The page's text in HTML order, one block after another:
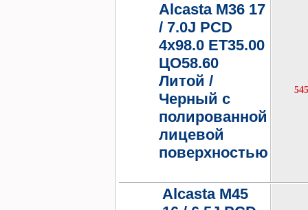
Alcasta M36 17
/ 7.0J PCD
4x98.0 ET35.00
ЦО58.60
Литой /
Черный с
полированной
лицевой
поверхностью
Alcasta M45